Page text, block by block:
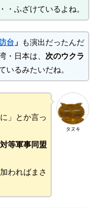
・ふざけているよね。
台 」
も演出だったんだ
・日本は、 次のウクラ
いるみたいだね。
タヌキ
」とか言っ
等軍事同盟
わればまさ